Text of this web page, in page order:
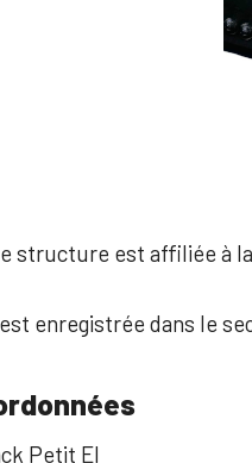
structure est affiliée à
enregistrée dans le
Petit EI